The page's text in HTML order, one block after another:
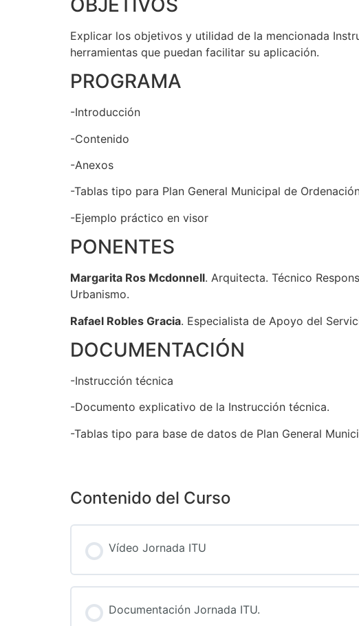
Explicar los objetivos y utilidad de la mencionada
herramientas que puedan facilitar su aplicación.
PROGRAMA
-Introducción
-Contenido
-Anexos
-Tablas tipo para Plan General Municipal de
-Ejemplo práctico en visor
PONENTES
Margarita Ros Mcdonnell. Arquitecta. Técnico
Urbanismo.
Rafael Robles Gracia. Especialista de Apoyo del
DOCUMENTACIÓN
-Instrucción técnica
-Documento explicativo de la Instrucción técnica.
-Tablas tipo para base de datos de Plan General
Contenido del Curso
Vídeo Jornada ITU
Documentación Jornada ITU.